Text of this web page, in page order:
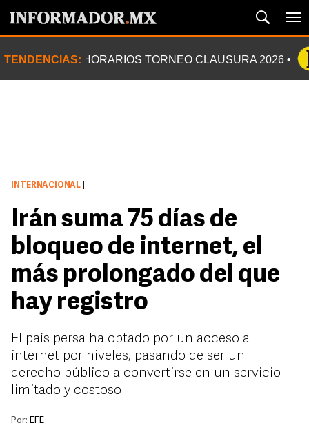
TENDENCIAS: HORARIOS TORNEO CLAUSURA 2026
INTERNACIONAL
Irán suma 75 días de
bloqueo de internet, el
más prolongado del que
hay registro
El país persa ha optado por un acceso a
internet por niveles, pasando de ser un
derecho público a convertirse en un servicio
limitado y costoso
Por: EFE